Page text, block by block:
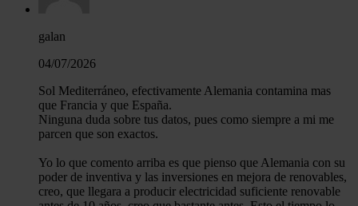
galan
04/07/2026
Sol Mediterráneo, efectivamente Alemania contamina mas
que Francia y que España.
Ninguna duda sobre tus datos, pues como siempre a mi me
parcen que son exactos.
Yo lo que comento arriba es que pienso que Alemania con su
poder de inventiva y las inversiones en mejora de renovables,
creo, que llegara a producir electricidad suficiente renovable